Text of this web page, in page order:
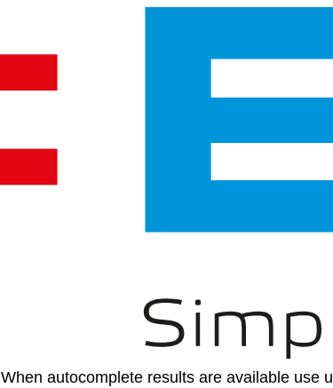
When autocomplete results are available use